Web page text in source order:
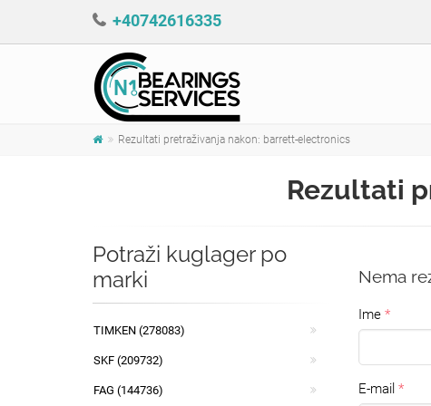
+40742616335
Rezultati pretraživanja nakon: barrett-electronics
Rezultati
Nema
Ime
E-mail
Potraži kuglager po
marki
TIMKEN (278083)
SKF (209732)
FAG (144736)